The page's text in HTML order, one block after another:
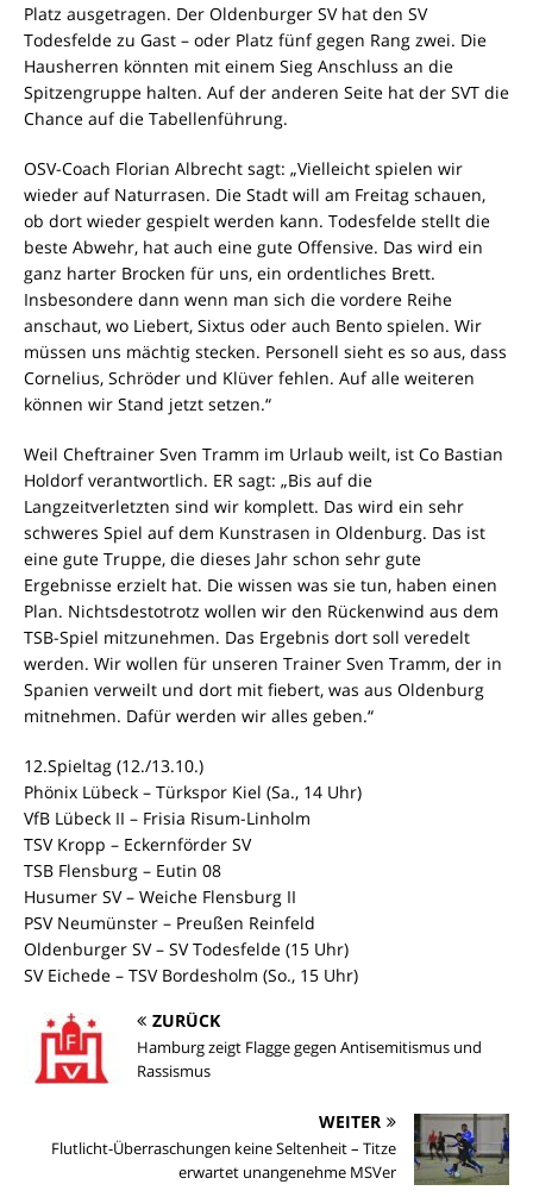
Platz ausgetragen. Der Oldenburger SV hat den SV
Todesfelde zu Gast – oder Platz fünf gegen Rang zwei. Die
Hausherren könnten mit einem Sieg Anschluss an die
Spitzengruppe halten. Auf der anderen Seite hat der SVT die
Chance auf die Tabellenführung.
OSV-Coach Florian Albrecht sagt: „Vielleicht spielen wir
wieder auf Naturrasen. Die Stadt will am Freitag schauen,
ob dort wieder gespielt werden kann. Todesfelde stellt die
beste Abwehr, hat auch eine gute Offensive. Das wird ein
ganz harter Brocken für uns, ein ordentliches Brett.
Insbesondere dann wenn man sich die vordere Reihe
anschaut, wo Liebert, Sixtus oder auch Bento spielen. Wir
müssen uns mächtig stecken. Personell sieht es so aus, dass
Cornelius, Schröder und Klüver fehlen. Auf alle weiteren
können wir Stand jetzt setzen.“
Weil Cheftrainer Sven Tramm im Urlaub weilt, ist Co Bastian
Holdorf verantwortlich. ER sagt: „Bis auf die
Langzeitverletzten sind wir komplett. Das wird ein sehr
schweres Spiel auf dem Kunstrasen in Oldenburg. Das ist
eine gute Truppe, die dieses Jahr schon sehr gute
Ergebnisse erzielt hat. Die wissen was sie tun, haben einen
Plan. Nichtsdestotrotz wollen wir den Rückenwind aus dem
TSB-Spiel mitzunehmen. Das Ergebnis dort soll veredelt
werden. Wir wollen für unseren Trainer Sven Tramm, der in
Spanien verweilt und dort mit fiebert, was aus Oldenburg
mitnehmen. Dafür werden wir alles geben.“
12.Spieltag (12./13.10.)
Phönix Lübeck – Türkspor Kiel (Sa., 14 Uhr)
VfB Lübeck II – Frisia Risum-Linholm
TSV Kropp – Eckernförder SV
TSB Flensburg – Eutin 08
Husumer SV – Weiche Flensburg II
PSV Neumünster – Preußen Reinfeld
Oldenburger SV – SV Todesfelde (15 Uhr)
SV Eichede – TSV Bordesholm (So., 15 Uhr)
ZURÜCK
Hamburg zeigt Flagge gegen Antisemitismus und
Rassismus
WEITER
Flutlicht-Überraschungen keine Seltenheit – Titze
erwartet unangenehme MSVer